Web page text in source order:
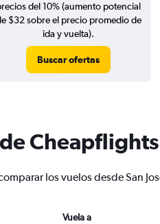
del 10% (aumento potencial
$32 sobre el precio promedio de
ida y vuelta).
Buscar ofertas
Cheapflights
los vuelos desde San
Vuela a